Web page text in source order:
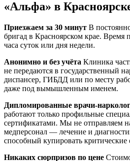
«Альфа» в
Приезжаем за 30 минут В
бригад в Красноярском крае. Время
часа суток или дня недели.
Анонимно и без учёта Клиника
не передаются в государственный
диспансер, ГИБДД или по месту
даже под вымышленным именем.
Дипломированные врачи-
работают только профильные
сертификатами. Мы не отправляем
медперсонал — лечение и
способный купировать критические
Никаких сюрпризов по цене